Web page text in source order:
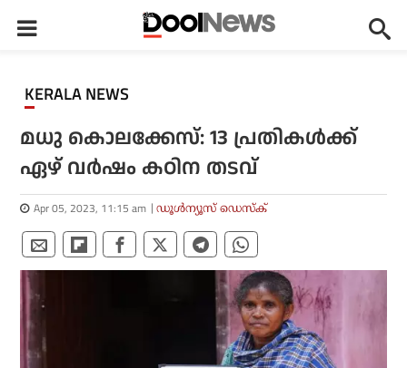
KERALA NEWS
മധു കൊലക്കേസ്: 13 പ്രതികള്‍ക്ക്
ഏഴ് വര്‍ഷം കഠിന തടവ്
Apr 05, 2023, 11:15 am ഡൂള്‍ന്യൂസ് ഡെസ്‌ക്